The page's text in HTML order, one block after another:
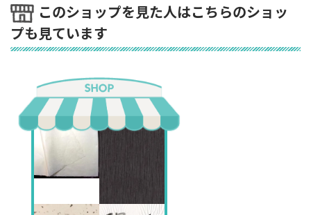
このショップを見た人はこちらのショッ
プも見ています